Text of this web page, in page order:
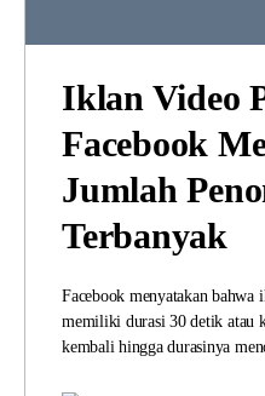
Iklan Video
Facebook
Jumlah
Terbanyak
Facebook menyatakan bahwa
memiliki durasi 30 detik atau
kembali hingga durasinya